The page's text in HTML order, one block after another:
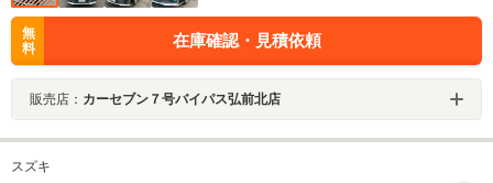
無
料
在庫確認・見積依頼
販売店： カーセブン７号バイパス弘前北店
スズキ